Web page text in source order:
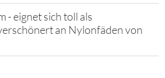
- eignet sich toll als
an Nylonfäden von